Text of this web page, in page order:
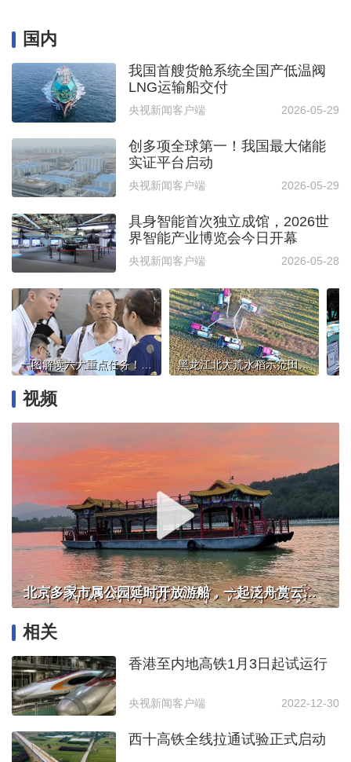
国内
我国首艘货舱系统全国产低温阀
LNG运输船交付
央视新闻客户端 2026-05-29
创多项全球第一！我国最大储能
实证平台启动
央视新闻客户端 2026-05-29
具身智能首次独立成馆，2026世
界智能产业博览会今日开幕
央视新闻客户端 2026-05-28
一图解读六大重点任务！加力推进基本公共服务“随人走” 黑龙江北大荒水稻示范田用上新技术
视频
北京多家市属公园延时开放游船，一起泛舟赏云霞！
相关
香港至内地高铁1月3日起试运行
央视新闻客户端 2022-12-30
西十高铁全线拉通试验正式启动